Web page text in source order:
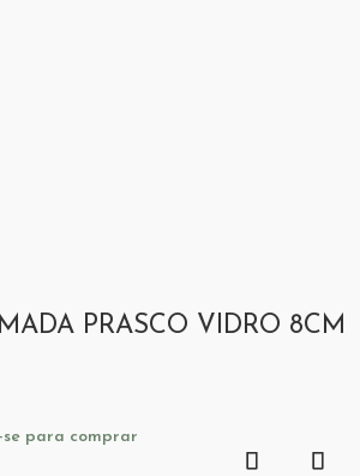
PRASCO VIDRO 8CM
se para comprar